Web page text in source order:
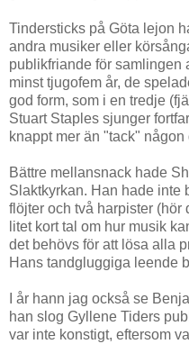
Tindersticks på Göta lejon
andra musiker eller
publikfriande för samlingen
minst tjugofem år, de
god form, som i en tredje
Stuart Staples sjunger
knappt mer än "tack" någon
Bättre mellansnack hade
Slaktkyrkan. Han hade inte
flöjter och två harpister (hör
litet kort tal om hur musik
det behövs för att lösa alla
Hans tandgluggiga leende
I år hann jag också se
han slog Gyllene Tiders
var inte konstigt, eftersom